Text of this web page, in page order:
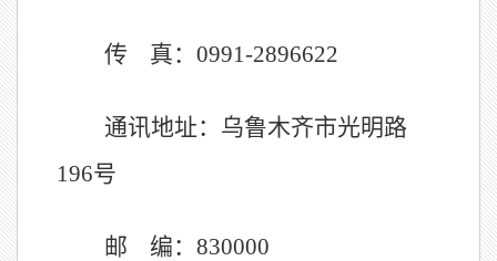
传 真： 0991-2896622
通讯地址：乌鲁木齐市光明路
196号
邮 编： 830000